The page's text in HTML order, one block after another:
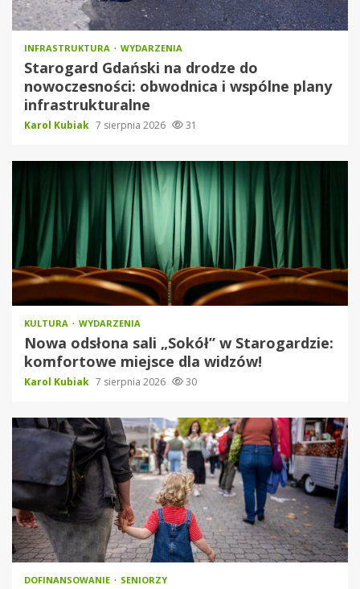
INFRASTRUKTURA WYDARZENIA
Starogard Gdański na drodze do
nowoczesności: obwodnica i wspólne plany
infrastrukturalne
Karol Kubiak 7 sierpnia 2026 31
KULTURA WYDARZENIA
Nowa odsłona sali „Sokół” w Starogardzie:
komfortowe miejsce dla widzów!
Karol Kubiak 7 sierpnia 2026 30
DOFINANSOWANIE SENIORZY